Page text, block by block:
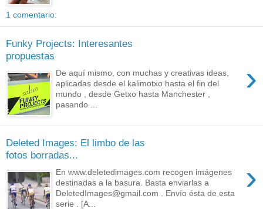
1 comentario:
Funky Projects: Interesantes
propuestas
›
De aquí mismo, con muchas y creativas ideas,
aplicadas desde el kalimotxo hasta el fin del
mundo , desde Getxo hasta Manchester ,
pasando ...
Deleted Images: El limbo de las
fotos borradas...
›
En www.deletedimages.com recogen imágenes
destinadas a la basura. Basta enviarlas a
DeletedImages@gmail.com . Envío ésta de esta
serie . [A...